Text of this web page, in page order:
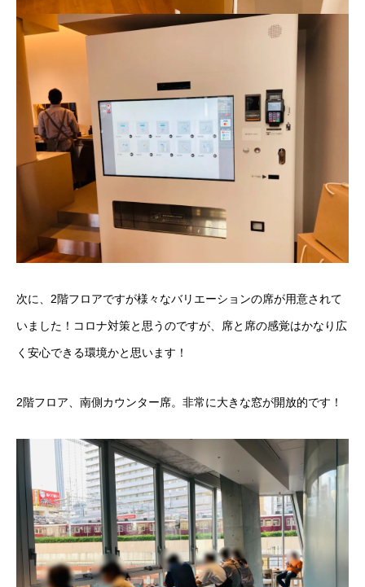
次に、2階フロアですが様々なバリエーションの席が用意されて
いました！コロナ対策と思うのですが、席と席の感覚はかなり広
く安心できる環境かと思います！
2階フロア、南側カウンター席。非常に大きな窓が開放的です！